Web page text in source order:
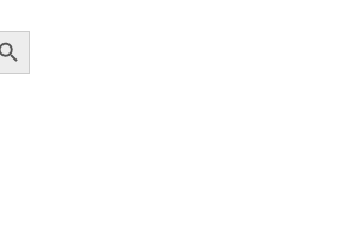
Button